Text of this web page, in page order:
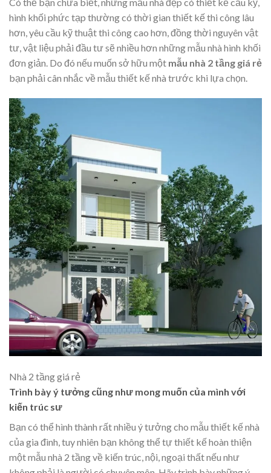
hình khối phức tạp thường có thời gian thiết kế thi công lâu
hơn, yêu cầu kỹ thuật thi công cao hơn, đồng thời nguyên vật
tư, vật liệu phải đầu tư sẽ nhiều hơn những mẫu nhà hình khối
đơn giản. Do đó nếu muốn sở hữu một mẫu nhà 2 tầng giá rẻ
bạn phải cân nhắc về mẫu thiết kế nhà trước khi lựa chọn.
Nhà 2 tầng giá rẻ
Trình bày ý tưởng cũng như mong muốn của mình với
kiến trúc sư
Bạn có thể hình thành rất nhiều ý tưởng cho mẫu thiết kế nhà
của gia đình, tuy nhiên bạn không thể tự thiết kế hoàn thiện
một mẫu nhà 2 tầng về kiến trúc, nội, ngoại thất nếu như